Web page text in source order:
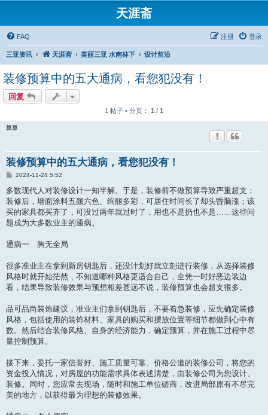
天涯斋
FAQ 登录
注册
三亚资讯 天涯斋 美丽三亚 水南林下 设计前沿
装修预算中的五大通病，看您犯没有！
回复
1 帖子 • 分页： 1 / 1
算算
装修预算中的五大通病，看您犯没有！
帖
2024-11-24 5:52
多数现代人对装修设计一知半解。于是，装修前不做预算导致严重超支；
装修后，墙面涂料五颜六色、绚丽多彩，可居住时间长了却头昏脑涨；该
买的家具都买齐了，可没过两年就过时了，用也不是扔也不是……这些问
题成为大多数业主的通病。
通病一 胸无全局
很多准业主在拿到新房钥匙后，还没计划好就立刻进行装修，从选择装修
风格时就开始茫然，不知道哪种风格更适合自己，全凭一时好恶边装边
看，结果导致装修效果与预想相差甚远不说，装修预算也会超支很多。
品可品尚装饰建议，准业主们拿到钥匙后，不要着急装修，应先确定装修
风格，包括使用的装饰材料、家具的购买和摆放位置等细节都做到心中有
数。然后结合装修风格、自身的经济能力，确定预算，并在施工过程中尽
量控制预算。
接下来，委托一家信誉好、施工质量可靠、价格公道的装修公司，将您的
资金投入情况，对房屋的功能需求具体表述清楚，由装修公司为您设计、
装修。同时，您应常去现场，随时和施工单位磋商，改进局部原有不尽完
美的地方，以获得最为理想的装修效果。